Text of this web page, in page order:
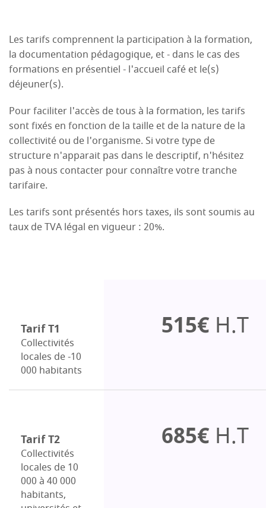
Les tarifs comprennent la participation à la formation,
la documentation pédagogique, et - dans le cas des
formations en présentiel - l'accueil café et le(s)
déjeuner(s).
Pour faciliter l'accès de tous à la formation, les tarifs
sont fixés en fonction de la taille et de la nature de la
collectivité ou de l'organisme. Si votre type de
structure n'apparait pas dans le descriptif, n'hésitez
pas à nous contacter pour connaître votre tranche
tarifaire.
Les tarifs sont présentés hors taxes, ils sont soumis au
taux de TVA légal en vigueur : 20%.
Tarif T1
Collectivités
locales de -10
000 habitants
515€ H.T
Tarif T2
Collectivités
locales de 10
000 à 40 000
habitants,
685€ H.T